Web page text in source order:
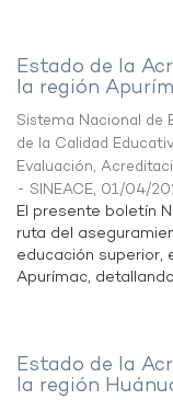
Estado de la
la región
Sistema Nacional de
de la Calidad
Evaluación,
- SINEACE, 01/04/
El presente boletín
ruta del
educación superior,
Apurímac,
Estado de la
la región